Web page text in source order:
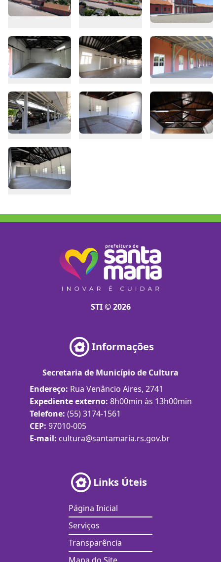
STI © 2026
Informações
Secretaria de Município de Cultura
Endereço: Rua Venâncio Aires, 2741
Expediente externo: 8h00min às 13h00min
Telefone: (55) 3174-1561
CEP: 97010-005
E-mail: cultura@santamaria.rs.gov.br
Links Úteis
Página Inicial
Serviços
Transparência